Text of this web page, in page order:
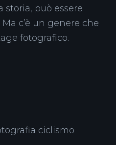
storia, può essere
c’è un genere che
fotografico.